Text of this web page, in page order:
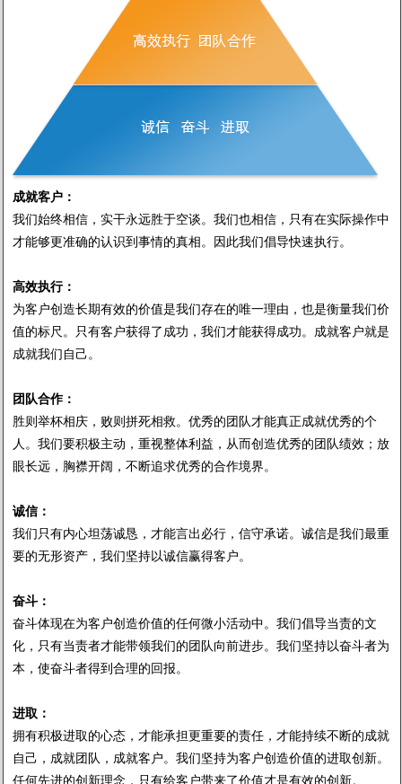
成就客户：
我们始终相信，实干永远胜于空谈。我们也相信，只有在实际操作中
才能够更准确的认识到事情的真相。因此我们倡导快速执行。
高效执行：
为客户创造长期有效的价值是我们存在的唯一理由，也是衡量我们价
值的标尺。只有客户获得了成功，我们才能获得成功。成就客户就是
成就我们自己。
团队合作：
胜则举杯相庆，败则拼死相救。优秀的团队才能真正成就优秀的个
人。我们要积极主动，重视整体利益，从而创造优秀的团队绩效；放
眼长远，胸襟开阔，不断追求优秀的合作境界。
诚信：
我们只有内心坦荡诚恳，才能言出必行，信守承诺。诚信是我们最重
要的无形资产，我们坚持以诚信赢得客户。
奋斗：
奋斗体现在为客户创造价值的任何微小活动中。我们倡导当责的文
化，只有当责者才能带领我们的团队向前进步。我们坚持以奋斗者为
本，使奋斗者得到合理的回报。
进取：
拥有积极进取的心态，才能承担更重要的责任，才能持续不断的成就
自己，成就团队，成就客户。我们坚持为客户创造价值的进取创新。
任何先进的创新理念，只有给客户带来了价值才是有效的创新。